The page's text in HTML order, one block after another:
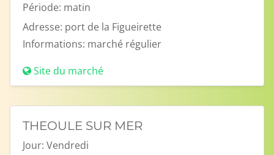
Période: matin
Adresse: port de la Figueirette
Informations: marché régulier
Site du marché
THEOULE SUR MER
Jour: Vendredi